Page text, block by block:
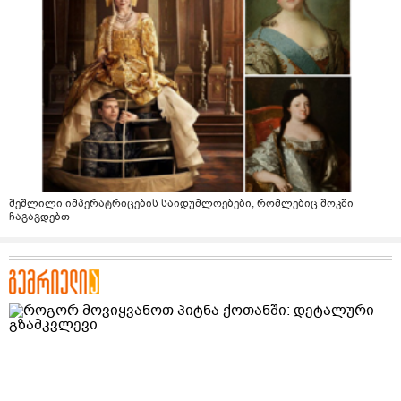
შეშლილი იმპერატრიცების საიდუმლოებები, რომლებიც შოკში
ჩაგაგდებთ